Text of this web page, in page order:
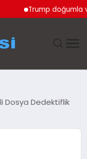
Trump doğumla
Dosya Dedektiflik